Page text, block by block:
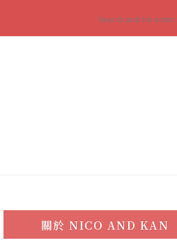
關於NICO AND KAN